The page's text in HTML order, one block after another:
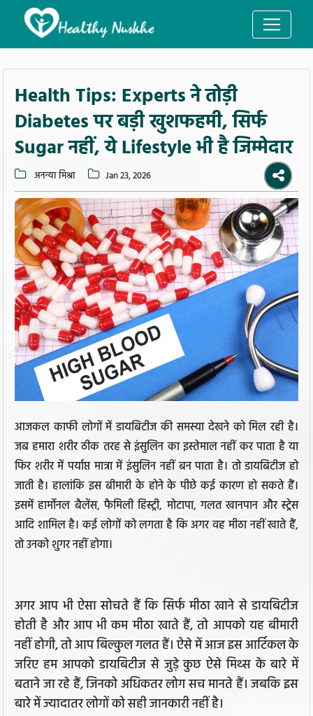
Health Tips: Experts ने तोड़ी
Diabetes पर बड़ी खुशफहमी, सिर्फ
Sugar नहीं, ये Lifestyle भी है जिम्मेदार
अनन्या मिश्रा Jan 23, 2026
आजकल काफी लोगों में डायबिटीज की समस्या देखने को मिल रही है।
जब हमारा शरीर ठीक तरह से इंसुलिन का इस्तेमाल नहीं कर पाता है या
फिर शरीर में पर्याप्त मात्रा में इंसुलिन नहीं बन पाता है। तो डायबिटीज हो
जाती है। हालांकि इस बीमारी के होने के पीछे कई कारण हो सकते हैं।
इसमें हार्मोनल बैलेंस, फैमिली हिस्ट्री, मोटापा, गलत खानपान और स्ट्रेस
आदि शामिल है। कई लोगों को लगता है कि अगर वह मीठा नहीं खाते हैं,
तो उनको शुगर नहीं होगा।
अगर आप भी ऐसा सोचते हैं कि सिर्फ मीठा खाने से डायबिटीज
होती है और आप भी कम मीठा खाते हैं, तो आपको यह बीमारी
नहीं होगी, तो आप बिल्कुल गलत हैं। ऐसे में आज इस आर्टिकल के
जरिए हम आपको डायबिटीज से जुड़े कुछ ऐसे मिथ्स के बारे में
बताने जा रहे हैं, जिनको अधिकतर लोग सच मानते हैं। जबकि इस
बारे में ज्यादातर लोगों को सही जानकारी नहीं है।